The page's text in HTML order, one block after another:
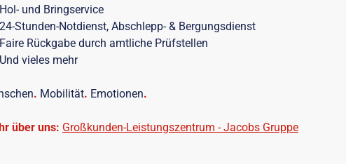
Hol- und Bringservice
24-Stunden-Notdienst, Abschlepp- & Bergungsdienst
Faire Rückgabe durch amtliche Prüfstellen
Und vieles mehr
. Mobilität. Emotionen.
über uns: Großkunden-Leistungszentrum - Jacobs Gruppe